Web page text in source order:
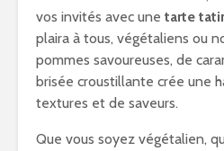
vos invités avec une tarte
plaira à tous, végétaliens ou
pommes savoureuses, de
brisée croustillante crée une
textures et de saveurs.
Que vous soyez végétalien,